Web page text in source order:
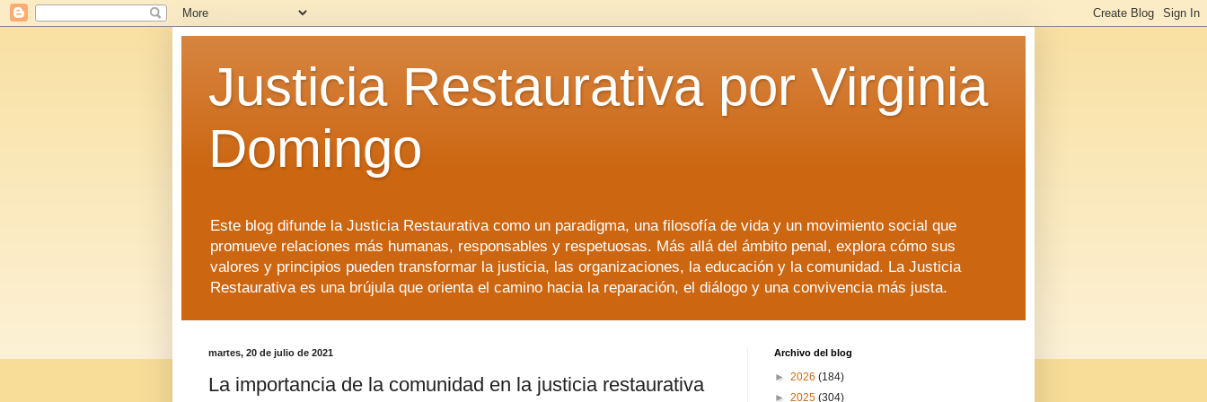
Justicia Restaurativa por Virginia
Domingo
Este blog difunde la Justicia Restaurativa como un paradigma, una filosofía de vida y un movimiento social que
promueve relaciones más humanas, responsables y respetuosas. Más allá del ámbito penal, explora cómo sus
valores y principios pueden transformar la justicia, las organizaciones, la educación y la comunidad. La Justicia
Restaurativa es una brújula que orienta el camino hacia la reparación, el diálogo y una convivencia más justa.
martes, 20 de julio de 2021
La importancia de la comunidad en la justicia restaurativa
Archivo del blog
► 2026 (184)
► 2025 (304)